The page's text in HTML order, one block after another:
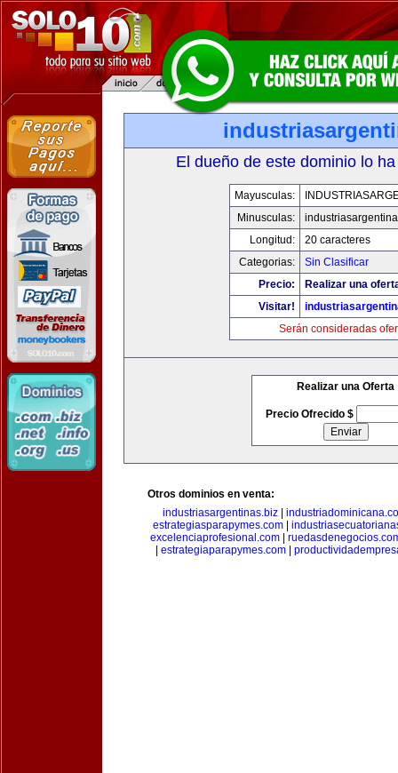
El dueño de este dominio lo
Mayusculas:
Minusculas:
Longitud:
20 caracteres
Categorias:
Sin Clasificar
Precio:
Realizar una
Visitar!
Serán consideradas
Realizar una Oferta
Precio Ofrecido $
Otros dominios en venta:
industriasargentinas.biz
estrategiasparapymes.com|
excelenciaprofesional.com|
estrategiaparapymes.com